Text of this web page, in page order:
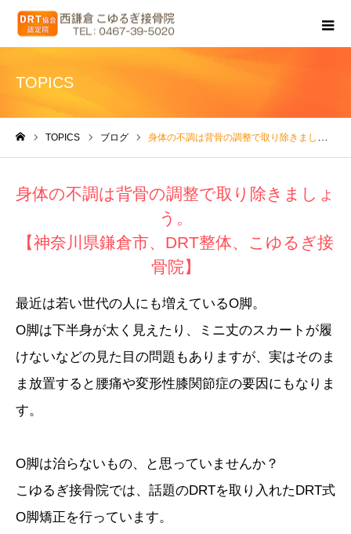
TOPICS
TOPICS ブログ 身体の不調は背骨の調整で取り除きましょう。【神奈川県鎌倉市、DRT整体、こゆるぎ接骨院】
身体の不調は背骨の調整で取り除きましょ
う。
【神奈川県鎌倉市、DRT整体、こゆるぎ接
骨院】
最近は若い世代の人にも増えているO脚。
O脚は下半身が太く見えたり、ミニ丈のスカートが履
けないなどの見た目の問題もありますが、実はそのま
ま放置すると腰痛や変形性膝関節症の要因にもなりま
す。
O脚は治らないもの、と思っていませんか？
こゆるぎ接骨院では、話題のDRTを取り入れたDRT式
O脚矯正を行っています。